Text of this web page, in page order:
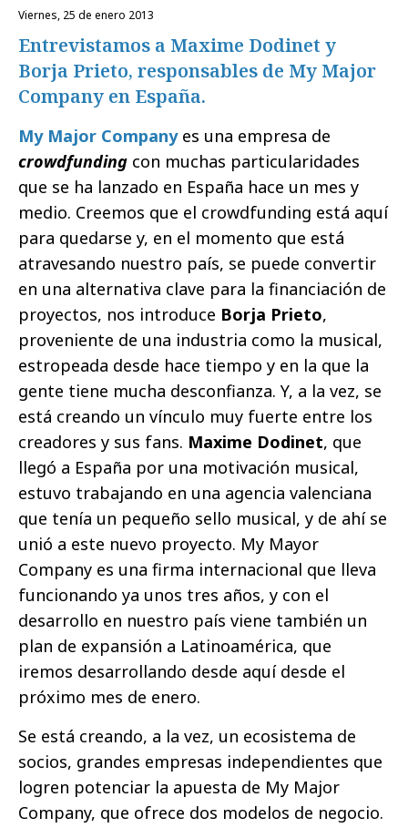
viernes, 25 de enero 2013
Entrevistamos a Maxime Dodinet y
Borja Prieto, responsables de My Major
Company en España.
My Major Companyes una empresa de
crowdfunding con muchas particularidades
que se ha lanzado en España hace un mes y
medio. Creemos que el crowdfunding está aquí
para quedarse y, en el momento que está
atravesando nuestro país, se puede convertir
en una alternativa clave para la financiación de
proyectos, nos introduce Borja Prieto,
proveniente de una industria como la musical,
estropeada desde hace tiempo y en la que la
gente tiene mucha desconfianza. Y, a la vez, se
está creando un vínculo muy fuerte entre los
creadores y sus fans. Maxime Dodinet, que
llegó a España por una motivación musical,
estuvo trabajando en una agencia valenciana
que tenía un pequeño sello musical, y de ahí se
unió a este nuevo proyecto. My Mayor
Company es una firma internacional que lleva
funcionando ya unos tres años, y con el
desarrollo en nuestro país viene también un
plan de expansión a Latinoamérica, que
iremos desarrollando desde aquí desde el
próximo mes de enero.
Se está creando, a la vez, un ecosistema de
socios, grandes empresas independientes que
logren potenciar la apuesta de My Major
Company, que ofrece dos modelos de negocio.